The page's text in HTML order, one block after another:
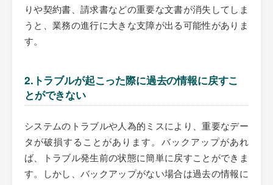
りや契約書、請求書などの重要な文書が消失してしま
うと、業務の進行に大きな支障が出る可能性がありま
す。
2.トラブルが起こった際に過去の情報に戻すこ
とができない
システムのトラブルや人為的ミスにより、重要なデー
タが破損することがあります。バックアップがあれ
ば、トラブル発生前の状態に簡単に戻すことができま
す。しかし、バックアップがない場合は過去の情報に